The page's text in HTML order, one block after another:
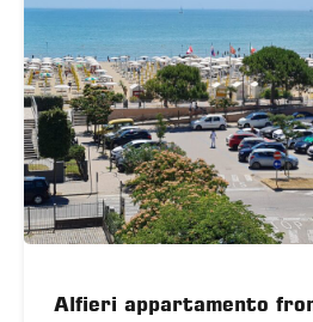
Alfieri appartamento